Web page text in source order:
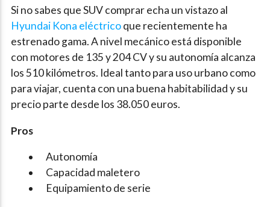
Si no sabes que SUV comprar echa un vistazo al
Hyundai Kona eléctricoque recientemente ha
estrenado gama. A nivel mecánico está disponible
con motores de 135 y 204 CV y su autonomía alcanza
los 510 kilómetros. Ideal tanto para uso urbano como
para viajar, cuenta con una buena habitabilidad y su
precio parte desde los 38.050 euros.
Pros
Autonomía
Capacidad maletero
Equipamiento de serie